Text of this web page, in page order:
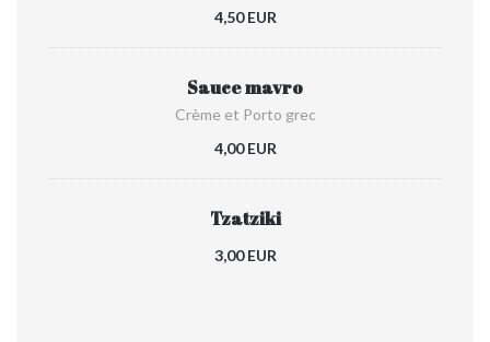
4,50 EUR
Sauce mavro
Crème et Porto grec
4,00 EUR
Tzatziki
3,00 EUR